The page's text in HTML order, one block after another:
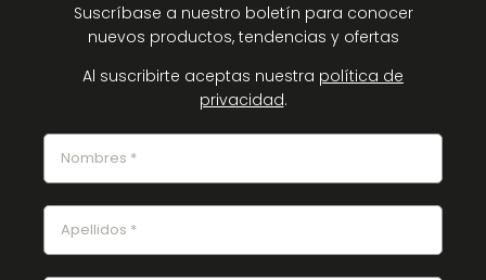
Suscríbase a nuestro boletín para conocer
nuevos productos, tendencias y ofertas
Al suscribirte aceptas nuestra política de
privacidad.